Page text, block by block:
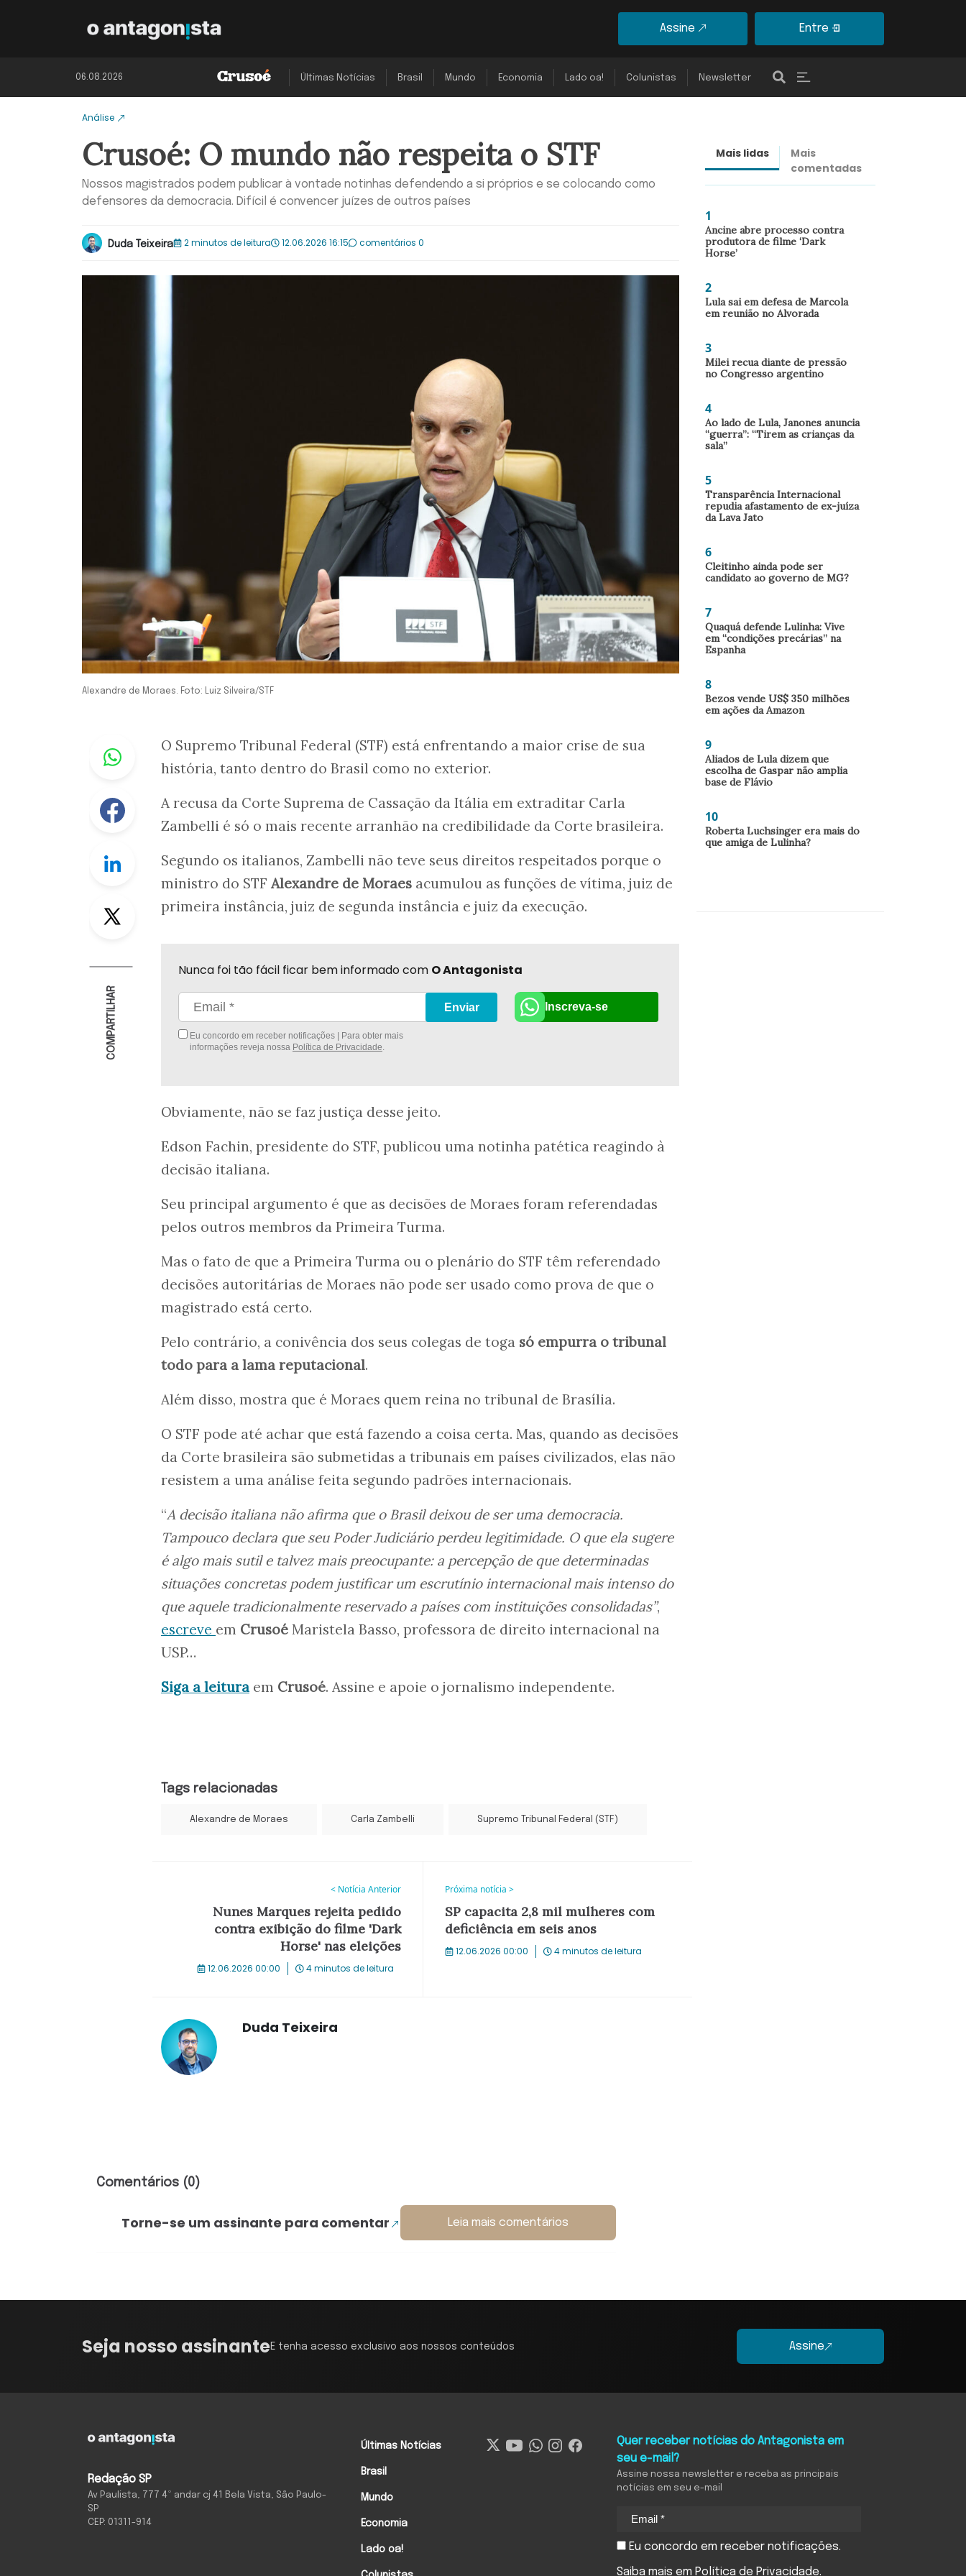
Assine Entre
06.08.2026 Últimas Notícias Brasil Mundo Economia Lado oa! Colunistas Newsletter
Análise
Crusoé: O mundo não respeita o STF
Nossos magistrados podem publicar à vontade notinhas defendendo a si próprios e se colocando como
defensores da democracia. Difícil é convencer juízes de outros países
Duda Teixeira 2 minutos de leitura 12.06.2026 16:15 comentários 0
Alexandre de Moraes. Foto: Luiz Silveira/STF
Whastapp
Facebook
Twitter
COMPARTILHAR
O Supremo Tribunal Federal (STF) está enfrentando a maior crise de sua
história, tanto dentro do Brasil como no exterior.
A recusa da Corte Suprema de Cassação da Itália em extraditar Carla
Zambelli é só o mais recente arranhão na credibilidade da Corte brasileira.
Segundo os italianos, Zambelli não teve seus direitos respeitados porque o
ministro do STF Alexandre de Moraes acumulou as funções de vítima, juiz de
primeira instância, juiz de segunda instância e juiz da execução.
Nunca foi tão fácil ficar bem informado com O Antagonista
Eu concordo em receber notificações | Para obter mais
informações reveja nossa Política de Privacidade.
Enviar Inscreva-se
Obviamente, não se faz justiça desse jeito.
Edson Fachin, presidente do STF, publicou uma notinha patética reagindo à
decisão italiana.
Seu principal argumento é que as decisões de Moraes foram referendadas
pelos outros membros da Primeira Turma.
Mas o fato de que a Primeira Turma ou o plenário do STF têm referendado
decisões autoritárias de Moraes não pode ser usado como prova de que o
magistrado está certo.
Pelo contrário, a conivência dos seus colegas de toga só empurra o tribunal
todo para a lama reputacional.
Além disso, mostra que é Moraes quem reina no tribunal de Brasília.
O STF pode até achar que está fazendo a coisa certa. Mas, quando as decisões
da Corte brasileira são submetidas a tribunais em países civilizados, elas não
resistem a uma análise feita segundo padrões internacionais.
“A decisão italiana não afirma que o Brasil deixou de ser uma democracia.
Tampouco declara que seu Poder Judiciário perdeu legitimidade. O que ela sugere
é algo mais sutil e talvez mais preocupante: a percepção de que determinadas
situações concretas podem justificar um escrutínio internacional mais intenso do
que aquele tradicionalmente reservado a países com instituições consolidadas”,
escreve em Crusoé Maristela Basso, professora de direito internacional na
USP…
Siga a leitura em Crusoé. Assine e apoie o jornalismo independente.
Mais lidas
Mais
comentadas
1
Ancine abre processo contra
produtora de filme ‘Dark
Horse’
2
Lula sai em defesa de Marcola
em reunião no Alvorada
3
Milei recua diante de pressão
no Congresso argentino
4
Ao lado de Lula, Janones anuncia
“guerra”: “Tirem as crianças da
sala”
5
Transparência Internacional
repudia afastamento de ex-juíza
da Lava Jato
6
Cleitinho ainda pode ser
candidato ao governo de MG?
7
Quaquá defende Lulinha: Vive
em “condições precárias” na
Espanha
8
Bezos vende US$ 350 milhões
em ações da Amazon
9
Aliados de Lula dizem que
escolha de Gaspar não amplia
base de Flávio
10
Roberta Luchsinger era mais do
que amiga de Lulinha?
Tags relacionadas
Alexandre de Moraes Carla Zambelli Supremo Tribunal Federal (STF)
< Notícia Anterior
Nunes Marques rejeita pedido
contra exibição do filme 'Dark
Horse' nas eleições
12.06.2026 00:00 4 minutos de leitura
Próxima notícia >
SP capacita 2,8 mil mulheres com
deficiência em seis anos
12.06.2026 00:00 4 minutos de leitura
Duda Teixeira
Comentários (0)
Torne-se um assinante para comentar Leia mais comentários
Seja nosso assinanteE tenha acesso exclusivo aos nossos conteúdos Assine
Redação SP
Av Paulista, 777 4º andar cj 41 Bela Vista, São Paulo-
SP
CEP: 01311-914
Últimas Notícias
Brasil
Mundo
Economia
Lado oa!
Quer receber notícias do Antagonista em
seu e-mail?
Assine nossa newsletter e receba as principais
notícias em seu e-mail
Eu concordo em receber notificações.
Saiba mais em Política de Privacidade.